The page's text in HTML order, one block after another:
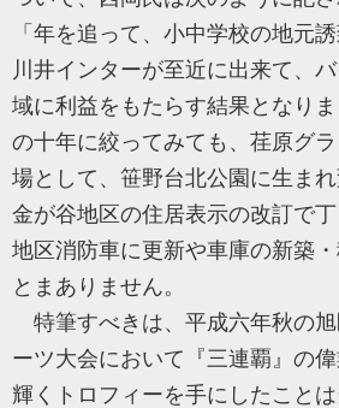
「年を追って、小中学校の地元
川井インターが至近に出来て、
域に利益をもたらす結果となり
の十年に絞ってみても、荏原グ
場として、笹野台北公園に生まれ
金が谷地区の住居表示の改訂で
地区消防車に更新や車庫の新築
とまありません。
特筆すべきは、平成六年秋の
ーツ大会において『三連覇』の
輝くトロフィーを手にしたこと